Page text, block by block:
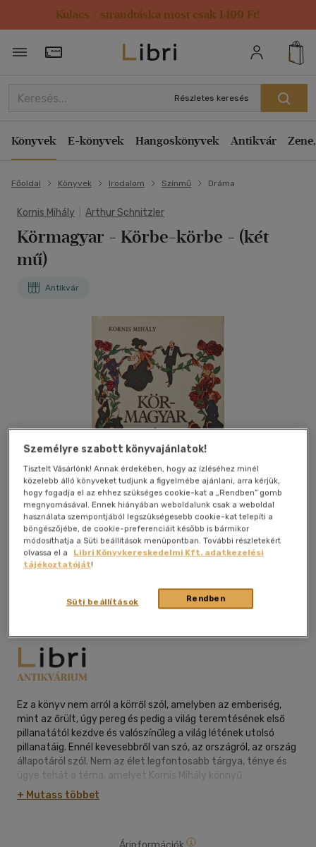
Kulacs / strandtáska most csak 1499 Ft!
Törzsvásárlói Kártya adatai
Részletes keresés
Könyvek E-könyvek Hangoskönyvek Antikvár
Főoldal Könyvek Irodalom Színmű Dráma
Kornis Mihály Arthur Schnitzler
Körmagyar - Körbe-körbe - (két
mű)
Antikvár
Kívánságlistához adom Megosztom
Napra-Forgó Kft.|1990|magyar nyelvű|keménytábla,
Ez a könyv nem arról a körről szól, amelyben az emberiség,
mint az őrült, úgy pereg és pedig a világ teremtésének első
pillanatától kezdve és valószínűleg a világ létének utolsó
pillanatáig. Ennél kevesebbről van szó, az országról, az ország
állapotáról szól. Nem az élet legfontosabb tárgya, ténye és
ügye tehát a téma, amelyet Kornis Mihály könnyű
párbeszédekben földolgozott. Frivol olvasónak, első
tekintetre, ezek a dialógusok frivolaknak tetszhetnek. De ha
+ Mutass többet
Személyre szabott könyvajánlatok!
Tisztelt Vásárlónk! Annak érdekében, hogy az ízléséhez minél
közelebb álló könyveket tudjunk a figyelmébe ajánlani, arra kérjük,
hogy fogadja el az ehhez szükséges cookie-kat a „Rendben” gomb
megnyomásával. Ennek hiányában weboldalunk csak a weboldal
használata szempontjából legszükségesebb cookie-kat telepíti a
böngészőjébe, de cookie-preferenciáit később is bármikor
módosíthatja a Süti beállítások menüpontban. További részletekért
olvassa el a
Libri Könyvkereskedelmi Kft. adatkezelési
tájékoztatóját!
Rendben
Süti beállítások